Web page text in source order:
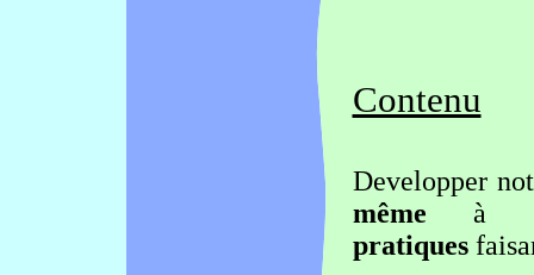
Contenu
Developper
même à
pratiques